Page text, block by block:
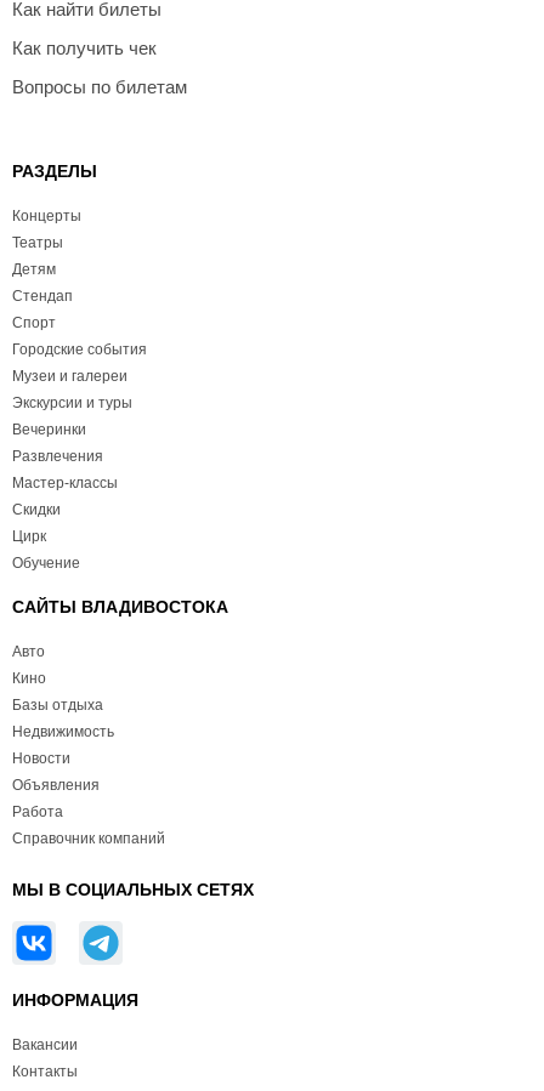
Как найти билеты
Как получить чек
Вопросы по билетам
РАЗДЕЛЫ
Концерты
Театры
Детям
Стендап
Спорт
Городские события
Музеи и галереи
Экскурсии и туры
Вечеринки
Развлечения
Мастер-классы
Скидки
Цирк
Обучение
САЙТЫ ВЛАДИВОСТОКА
Авто
Кино
Базы отдыха
Недвижимость
Новости
Объявления
Работа
Справочник компаний
МЫ В СОЦИАЛЬНЫХ СЕТЯХ
ИНФОРМАЦИЯ
Вакансии
Контакты